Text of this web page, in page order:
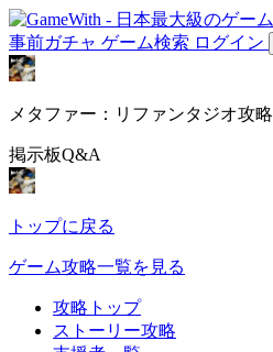
事前ガチャ ゲーム検索 ログイン
メタファー：リファンタジオ攻略
掲示板Q&A
トップに戻る
ゲーム攻略一覧を見る
攻略トップ
ストーリー攻略